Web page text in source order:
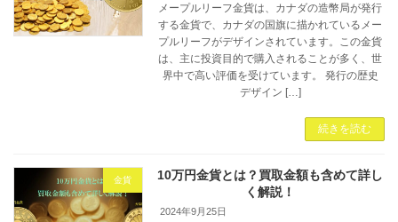
メープルリーフ金貨は、カナダの造幣局が発行
する金貨で、カナダの国旗に描かれているメー
プルリーフがデザインされています。この金貨
は、主に投資目的で購入されることが多く、世
界中で高い評価を受けています。 発行の歴史
デザイン […]
続きを読む
金貨
10万円金貨とは？買取金額も含めて詳し
く解説！
2024年9月25日